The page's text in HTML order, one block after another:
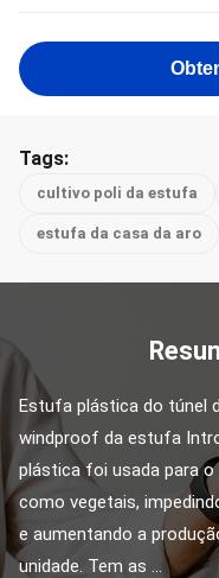
Tags:
cultivo poli da estufa
estufa da casa da aro
Estufa plástica do túnel
windproof da estufa
plástica foi usada para
como vegetais,
e aumentando a
unidade. Tem as ...